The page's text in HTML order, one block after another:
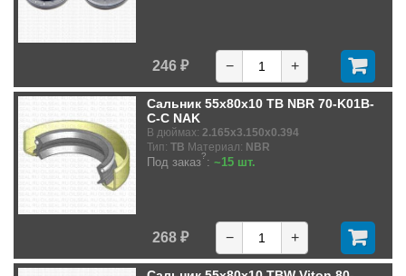
246 ₽ − +
Сальник 55x80x10 TB NBR 70-K01B-
C-C NAK
В дюймах: 2.165x3.150x0.394
Тип: TB Материал: NBR
Под заказ?: ~15 шт.
268 ₽ − +